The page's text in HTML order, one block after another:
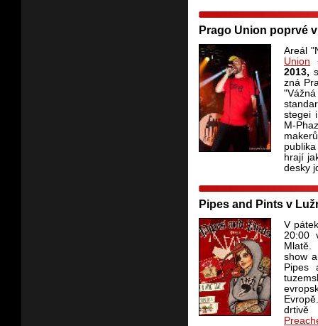
Prago Union poprvé
Areál
Union
2013,
zná
stegei
M-
hrají
desky
Pipes and Pints v
V
20:00
Mlatě.
show
Pipes